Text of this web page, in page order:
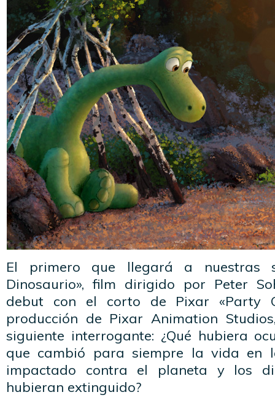
El primero que llegará a nuestras
Dinosaurio», film dirigido por Peter
debut con el corto de Pixar «Party
producción de Pixar Animation
siguiente interrogante: ¿Qué hubiera
que cambió para siempre la vida en
impactado contra el planeta y los
hubieran extinguido?